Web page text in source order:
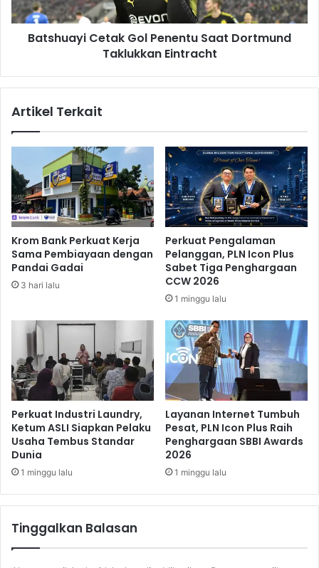
M
a
i
l
a
t
T
a
k
l
u
k
k
n
u
l
o
u
s
e
2
-
i
G
e
n
e
n
u
S
a
D
t
m
u
n
d
T
a
k
k
a
Batshuayi Cetak Gol Penentu Saat Dortmund
Taklukkan Eintracht
Artikel Terkait
Krom Bank Perkuat Kerja
Sama Pembiayaan dengan
Pandai Gadai
3 hari lalu
Perkuat Pengalaman
Pelanggan, PLN Icon Plus
Sabet Tiga Penghargaan
CCW 2026
1 minggu lalu
Perkuat Industri Laundry,
Ketum ASLI Siapkan Pelaku
Usaha Tembus Standar
Dunia
1 minggu lalu
Layanan Internet Tumbuh
Pesat, PLN Icon Plus Raih
Penghargaan SBBI Awards
2026
1 minggu lalu
Tinggalkan Balasan